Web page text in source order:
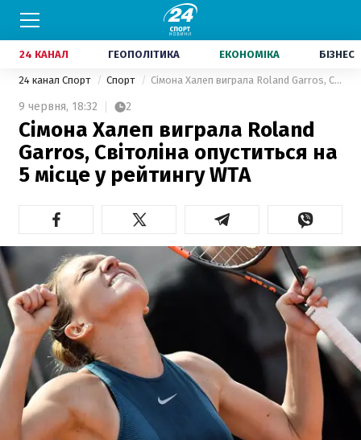
24 КАНАЛ ГЕОПОЛІТИКА ЕКОНОМІКА БІЗНЕС
24 канал Спорт Спорт Сімона Халеп виграла Roland Garros, Світоліна опуститься на 5 місце у рейтингу WTA
9 червня, 18:32 2
Сімона Халеп виграла Roland
Garros, Світоліна опуститься на
5 місце у рейтингу WTA